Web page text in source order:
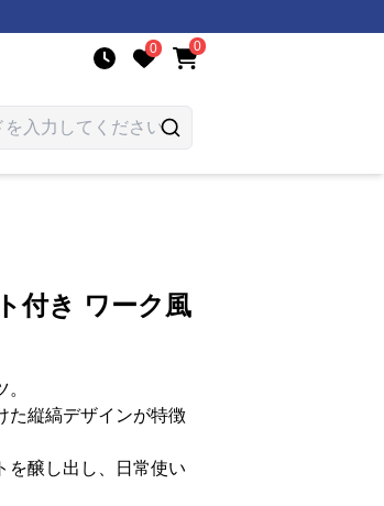
0 0
付き ワーク風
た縦縞デザインが特徴
を醸し出し、日常使い